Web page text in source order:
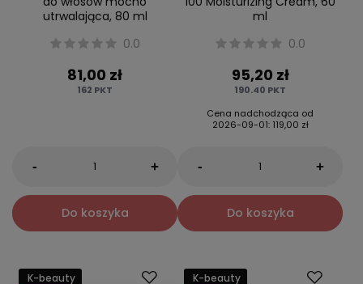
utrwalająca, 80 ml
0.0
81,00 zł
162 PKT
- +
Do koszyka
ml
0.0
95,20 zł
190.40 PKT
Cena nadchodząca od
2026-09-01: 119,00 zł
- +
Do koszyka
K-beauty
K-beauty